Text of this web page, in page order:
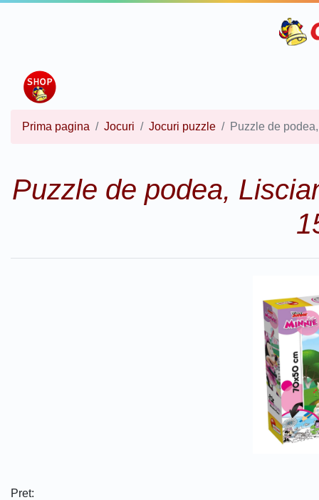
Prima pagina Jocuri Jocuri puzzle Puzzle de
Puzzle de podea,
Pret: